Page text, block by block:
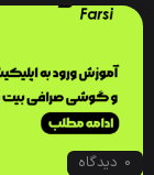
0 دیدگاه